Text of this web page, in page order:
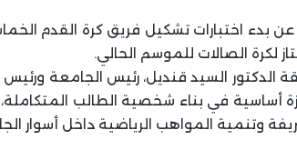
بدء اختبارات تشكيل فريق كرة القدم
لكرة الصالات للموسم الحالي.
الدكتور السيد قنديل، رئيس الجامعة
أساسية في بناء شخصية الطالب
وتنمية المواهب الرياضية داخل أسوار